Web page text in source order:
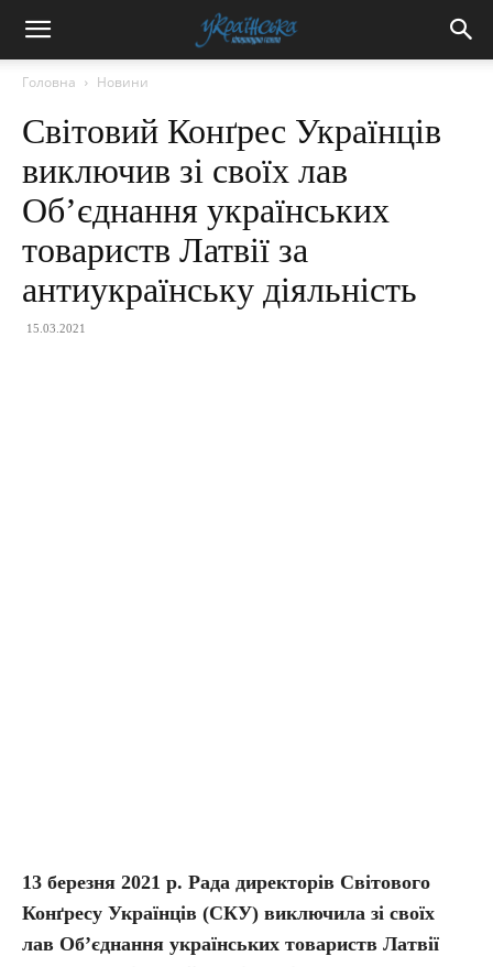
Головна Новини
Світовий Конґрес Українців
виключив зі своїх лав
Об’єднання українських
товариств Латвії за
антиукраїнську діяльність
15.03.2021
13 березня 2021 р. Рада директорів Світового
Конґресу Українців (СКУ) виключила зі своїх
лав Об’єднання українських товариств Латвії